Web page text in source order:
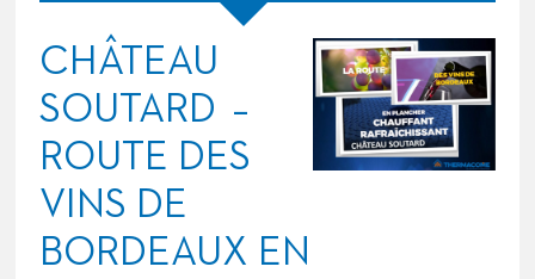
CHÂTEAU
SOUTARD –
ROUTE DES
VINS DE
BORDEAUX EN